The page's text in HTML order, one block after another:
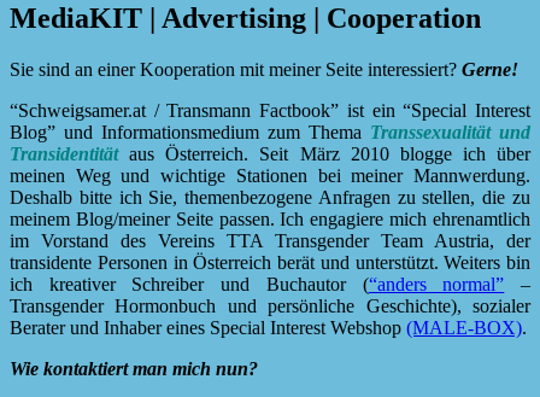
MediaKIT | Advertising | Cooperation
Sie sind an einer Kooperation mit meiner Seite interessiert? Gerne!
“Schweigsamer.at / Transmann Factbook” ist ein “Special Interest
Blog” und Informationsmedium zum Thema Transsexualität und
Transidentitätaus Österreich. Seit März 2010 blogge ich über
meinen Weg und wichtige Stationen bei meiner Mannwerdung.
Deshalb bitte ich Sie, themenbezogene Anfragen zu stellen, die zu
meinem Blog/meiner Seite passen. Ich engagiere mich ehrenamtlich
im Vorstand des Vereins TTA Transgender Team Austria, der
transidente Personen in Österreich berät und unterstützt. Weiters bin
ich kreativer Schreiber und Buchautor (“anders normal” –
Transgender Hormonbuch und persönliche Geschichte), sozialer
Berater und Inhaber eines Special Interest Webshop (MALE-BOX).
Wie kontaktiert man mich nun?